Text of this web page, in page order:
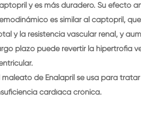
y es más duradero. Su efecto
es similar al captopril,
y la resistencia vascular renal, y
plazo puede revertir la hipertrofia
maleato de Enalapril se usa para
cardíaca crónica.